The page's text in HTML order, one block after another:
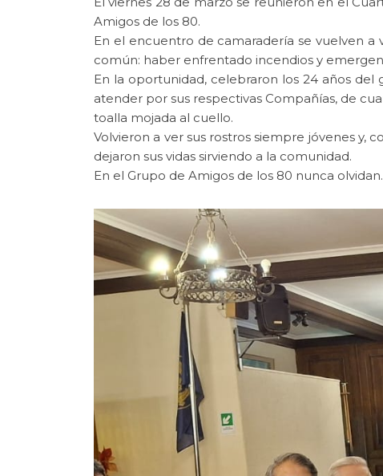
Amigos de los 80.
En el encuentro de camaradería se vuelven
común: haber enfrentado incendios y
En la oportunidad, celebraron los 24 años
atender por sus respectivas Compañías, de
toalla mojada al cuello.
Volvieron a ver sus rostros siempre jóvenes y,
dejaron sus vidas sirviendo a la comunidad.
En el Grupo de Amigos de los 80 nunca olvidan.